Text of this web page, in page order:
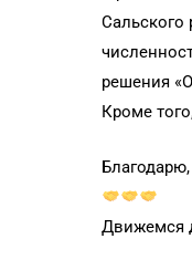
Сальского
решения
Кроме
Движемся